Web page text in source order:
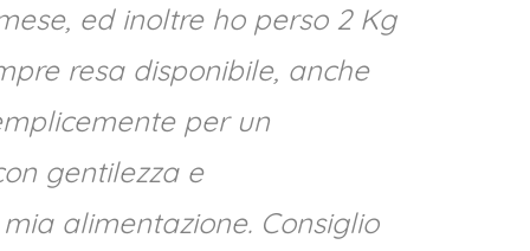
ed inoltre ho perso 2 Kg
resa disponibile, anche
per un
gentilezza e
alimentazione. Consiglio